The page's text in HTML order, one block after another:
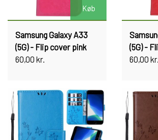
Køb
Samsung Galaxy A33
(5G) - Flip cover pink
60,00 kr.
(5G) -
60,00 kr.